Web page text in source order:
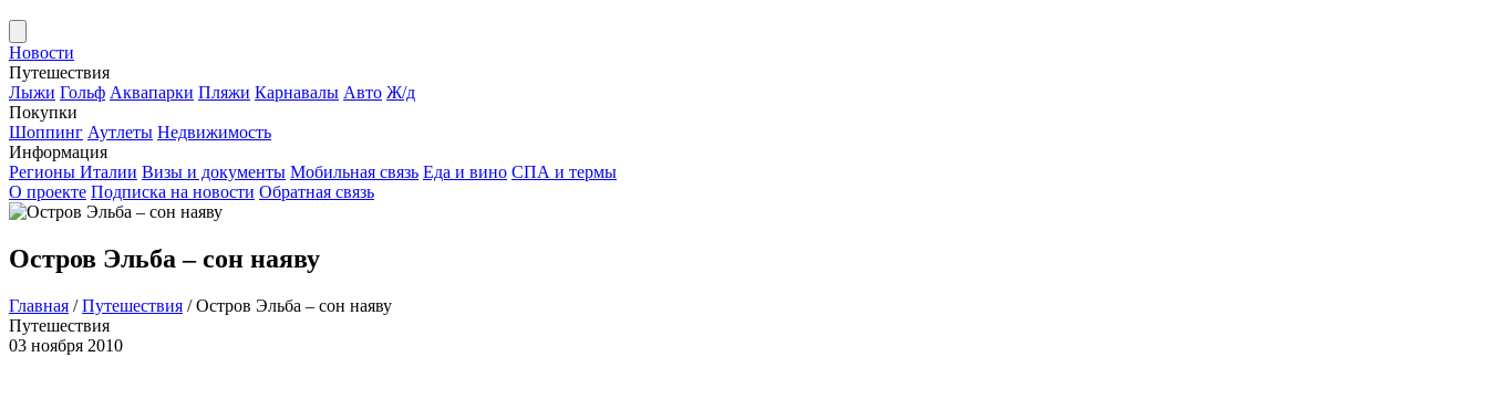
Новости
Путешествия
Лыжи Гольф Аквапарки Пляжи Карнавалы Авто Ж/д
Покупки
Шоппинг Аутлеты Недвижимость
Информация
Регионы Италии Визы и документы Мобильная связь Еда и вино СПА и термы
О проекте Подписка на новости Обратная связь
Остров Эльба – сон наяву
Главная / Путешествия / Остров Эльба – сон наяву
Путешествия
03 ноября 2010